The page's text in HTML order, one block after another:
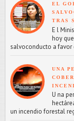
EL
TRAS
E l
hoy
salvoconducto a favor
UNA
U na
un incendio forestal